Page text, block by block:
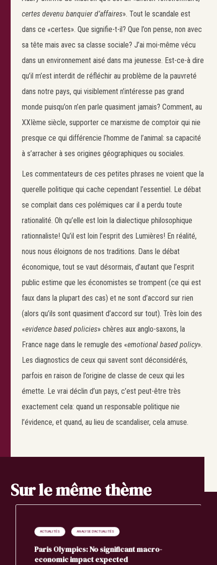
certes devenu banquier d’affaires». Tout le scandale est
dans ce «certes». Que signifie-t-il? Que l’on pense, non avec
sa tête mais avec sa classe sociale? J’ai moi-même vécu
dans un environnement aisé dans ma jeunesse. Est-ce-à dire
qu’il m’est interdit de réfléchir au problème de la pauvreté
dans notre pays, qui visiblement n’intéresse pas grand
monde puisqu’on n’en parle quasiment jamais? Comment, au
XXIème siècle, supporter ce marxisme de comptoir qui nie
presque ce qui différencie l’homme de l’animal: sa capacité
à s’arracher à ses origines géographiques ou sociales.
Les commentateurs de ces petites phrases ne voient que la
querelle politique qui cache cependant l’essentiel. Le débat
se complait dans ces polémiques car il a perdu toute
rationalité. Oh qu’elle est loin la dialectique philosophique
rationnaliste! Qu’il est loin l’esprit des Lumières! En réalité,
nous nous éloignons de nos traditions. Dans le débat
économique, tout se vaut désormais, d’autant que l’esprit
public estime que les économistes se trompent (ce qui est
faux dans la plupart des cas) et ne sont d’accord sur rien
(alors qu’ils sont quasiment d’accord sur tout). Très loin des
«evidence based policies» chères aux anglo-saxons, la
France nage dans le remugle des «emotional based policy».
Les diagnostics de ceux qui savent sont déconsidérés,
parfois en raison de l’origine de classe de ceux qui les
émette. Le vrai déclin d’un pays, c’est peut-être très
exactement cela: quand un responsable politique nie
l’évidence, et quand, au lieu de scandaliser, cela amuse.
Sur le même thème
ACTUALITÉS ANALYSE D'ACTUALITÉS
Paris Olympics: No significant macro-
economic impact expected
Search